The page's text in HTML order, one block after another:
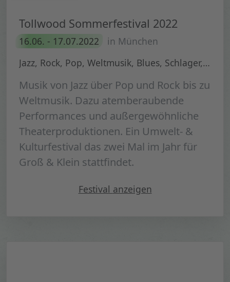
Tollwood Sommerfestival 2022
16.06. - 17.07.2022
in München
Jazz, Rock, Pop, Weltmusik, Blues, Schlager, HipHop, Soul
Musik von Jazz über Pop und Rock bis zu
Weltmusik. Dazu atemberaubende
Performances und außergewöhnliche
Theaterproduktionen. Ein Umwelt- &
Kulturfestival das zwei Mal im Jahr für
Groß & Klein stattfindet.
Festival "Tollwood Sommerfestival
anzeigen